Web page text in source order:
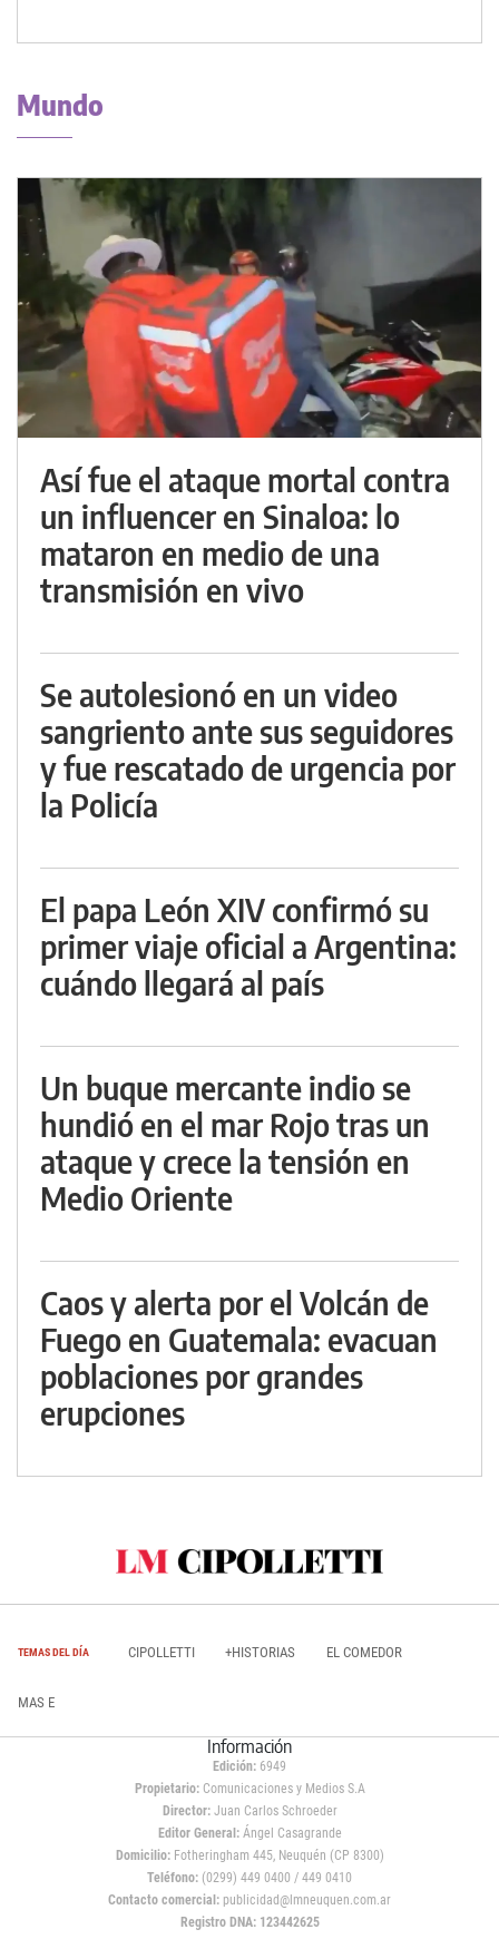
Mundo
Así fue el ataque mortal contra
un influencer en Sinaloa: lo
mataron en medio de una
transmisión en vivo
Se autolesionó en un video
sangriento ante sus seguidores
y fue rescatado de urgencia por
la Policía
El papa León XIV confirmó su
primer viaje oficial a Argentina:
cuándo llegará al país
Un buque mercante indio se
hundió en el mar Rojo tras un
ataque y crece la tensión en
Medio Oriente
Caos y alerta por el Volcán de
Fuego en Guatemala: evacuan
poblaciones por grandes
erupciones
TEMAS DEL DÍA CIPOLLETTI +HISTORIAS EL COMEDOR
MAS E
Información
Edición: 6949
Propietario:Comunicaciones y Medios S.A
Director: Juan Carlos Schroeder
Editor General:Ángel Casagrande
Domicilio:Fotheringham 445, Neuquén (CP 8300)
Teléfono: (0299) 449 0400 / 449 0410
Contacto comercial: publicidad@lmneuquen.com.ar
Registro DNA: 123442625